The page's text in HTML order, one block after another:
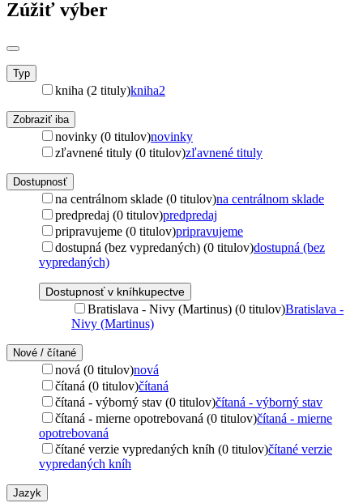
Zúžiť výber
Typ
kniha (2 tituly)kniha2
Zobraziť iba
novinky (0 titulov)novinky
zľavnené tituly (0 titulov)zľavnené tituly
Dostupnosť
na centrálnom sklade (0 titulov)na centrálnom sklade
predpredaj (0 titulov)predpredaj
pripravujeme (0 titulov)pripravujeme
dostupná (bez vypredaných) (0 titulov)dostupná (bez
vypredaných)
Dostupnosť v kníhkupectve
Bratislava - Nivy (Martinus) (0 titulov)Bratislava -
Nivy (Martinus)
Nové / čítané
nová (0 titulov)nová
čítaná (0 titulov)čítaná
čítaná - výborný stav (0 titulov)čítaná - výborný stav
čítaná - mierne opotrebovaná (0 titulov)čítaná - mierne
opotrebovaná
čítané verzie vypredaných kníh (0 titulov)čítané verzie
vypredaných kníh
Jazyk